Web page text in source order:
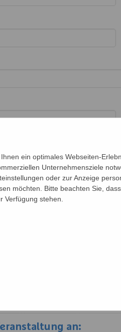
für diese Veranstaltung
an:
ein optimales Webseiten-
Unternehmensziele
oder zur Anzeige
möchten. Bitte beachten Sie,
Verfügung stehen.